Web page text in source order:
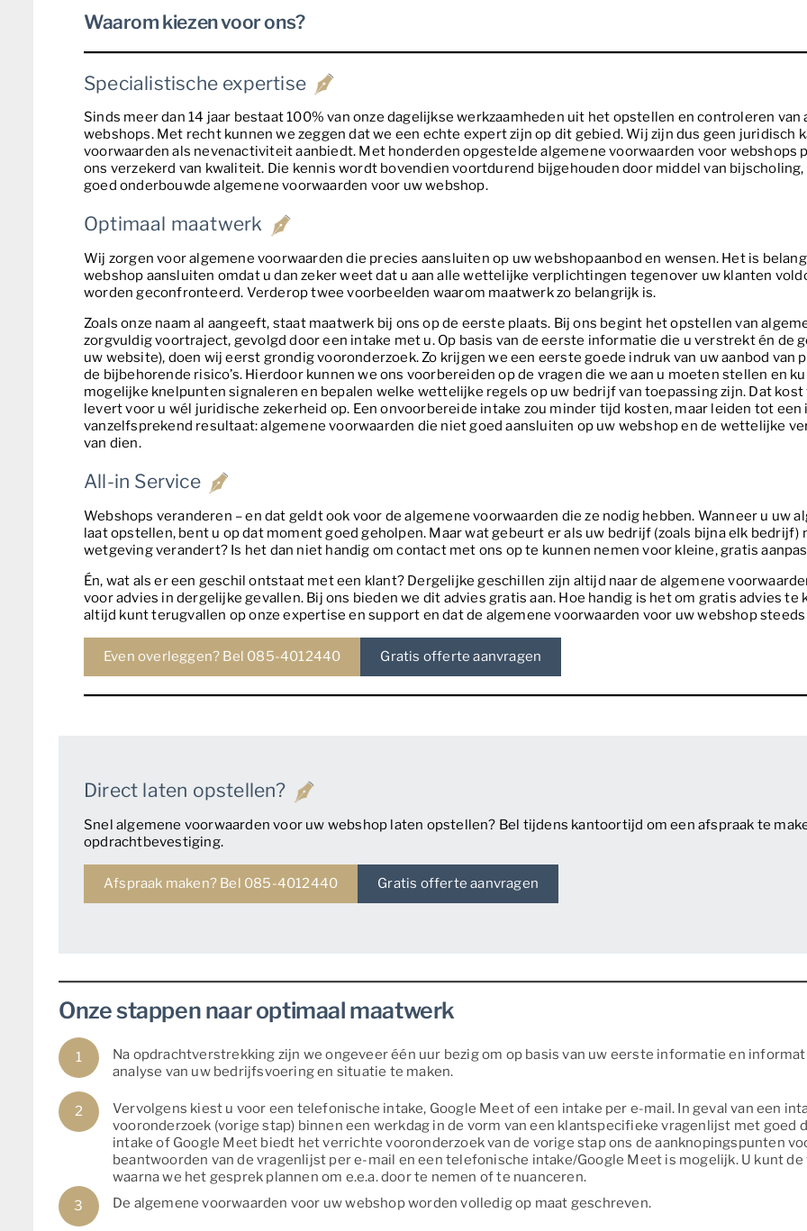
Waarom kiezen voor ons?
Specialistische expertise
Sinds meer dan 14 jaar bestaat 100% van onze dagelijkse werkzaamheden uit het opstellen en controleren
webshops. Met recht kunnen we zeggen dat we een echte expert zijn op dit gebied. Wij zijn dus geen juridisch
voorwaarden als nevenactiviteit aanbiedt. Met honderden opgestelde algemene voorwaarden voor webshops
ons verzekerd van kwaliteit. Die kennis wordt bovendien voortdurend bijgehouden door middel van
goed onderbouwde algemene voorwaarden voor uw webshop.
Optimaal maatwerk
Wij zorgen voor algemene voorwaarden die precies aansluiten op uw webshopaanbod en wensen. Het is
webshop aansluiten omdat u dan zeker weet dat u aan alle wettelijke verplichtingen tegenover uw klanten
worden geconfronteerd. Verderop twee voorbeelden waarom maatwerk zo belangrijk is.
Zoals onze naam al aangeeft, staat maatwerk bij ons op de eerste plaats. Bij ons begint het opstellen van
zorgvuldig voortraject, gevolgd door een intake met u. Op basis van de eerste informatie die u verstrekt én de
uw website), doen wij eerst grondig vooronderzoek. Zo krijgen we een eerste goede indruk van uw aanbod
de bijbehorende risico’s. Hierdoor kunnen we ons voorbereiden op de vragen die we aan u moeten stellen en
mogelijke knelpunten signaleren en bepalen welke wettelijke regels op uw bedrijf van toepassing zijn. Dat
levert voor u wél juridische zekerheid op. Een onvoorbereide intake zou minder tijd kosten, maar leiden tot
vanzelfsprekend resultaat: algemene voorwaarden die niet goed aansluiten op uw webshop en de wettelijke
van dien.
All-in Service
Webshops veranderen – en dat geldt ook voor de algemene voorwaarden die ze nodig hebben. Wanneer u uw
laat opstellen, bent u op dat moment goed geholpen. Maar wat gebeurt er als uw bedrijf (zoals bijna elk bedrijf)
wetgeving verandert? Is het dan niet handig om contact met ons op te kunnen nemen voor kleine, gratis
Én, wat als er een geschil ontstaat met een klant? Dergelijke geschillen zijn altijd naar de algemene
voor advies in dergelijke gevallen. Bij ons bieden we dit advies gratis aan. Hoe handig is het om gratis advies
altijd kunt terugvallen op onze expertise en support en dat de algemene voorwaarden voor uw webshop
Even overleggen? Bel 085-4012440 Gratis offerte aanvragen
Direct laten opstellen?
Snel algemene voorwaarden voor uw webshop laten opstellen? Bel tijdens kantoortijd om een afspraak te
opdrachtbevestiging.
Afspraak maken? Bel 085-4012440 Gratis offerte aanvragen
Onze stappen naar optimaal maatwerk
Na opdrachtverstrekking zijn we ongeveer één uur bezig om op basis van uw eerste informatie en
analyse van uw bedrijfsvoering en situatie te maken.
Vervolgens kiest u voor een telefonische intake, Google Meet of een intake per e-mail. In geval van een
vooronderzoek (vorige stap) binnen een werkdag in de vorm van een klantspecifieke vragenlijst met goed
intake of Google Meet biedt het verrichte vooronderzoek van de vorige stap ons de aanknopingspunten
beantwoorden van de vragenlijst per e-mail en een telefonische intake/Google Meet is mogelijk. U kunt
waarna we het gesprek plannen om e.e.a. door te nemen of te nuanceren.
De algemene voorwaarden voor uw webshop worden volledig op maat geschreven.